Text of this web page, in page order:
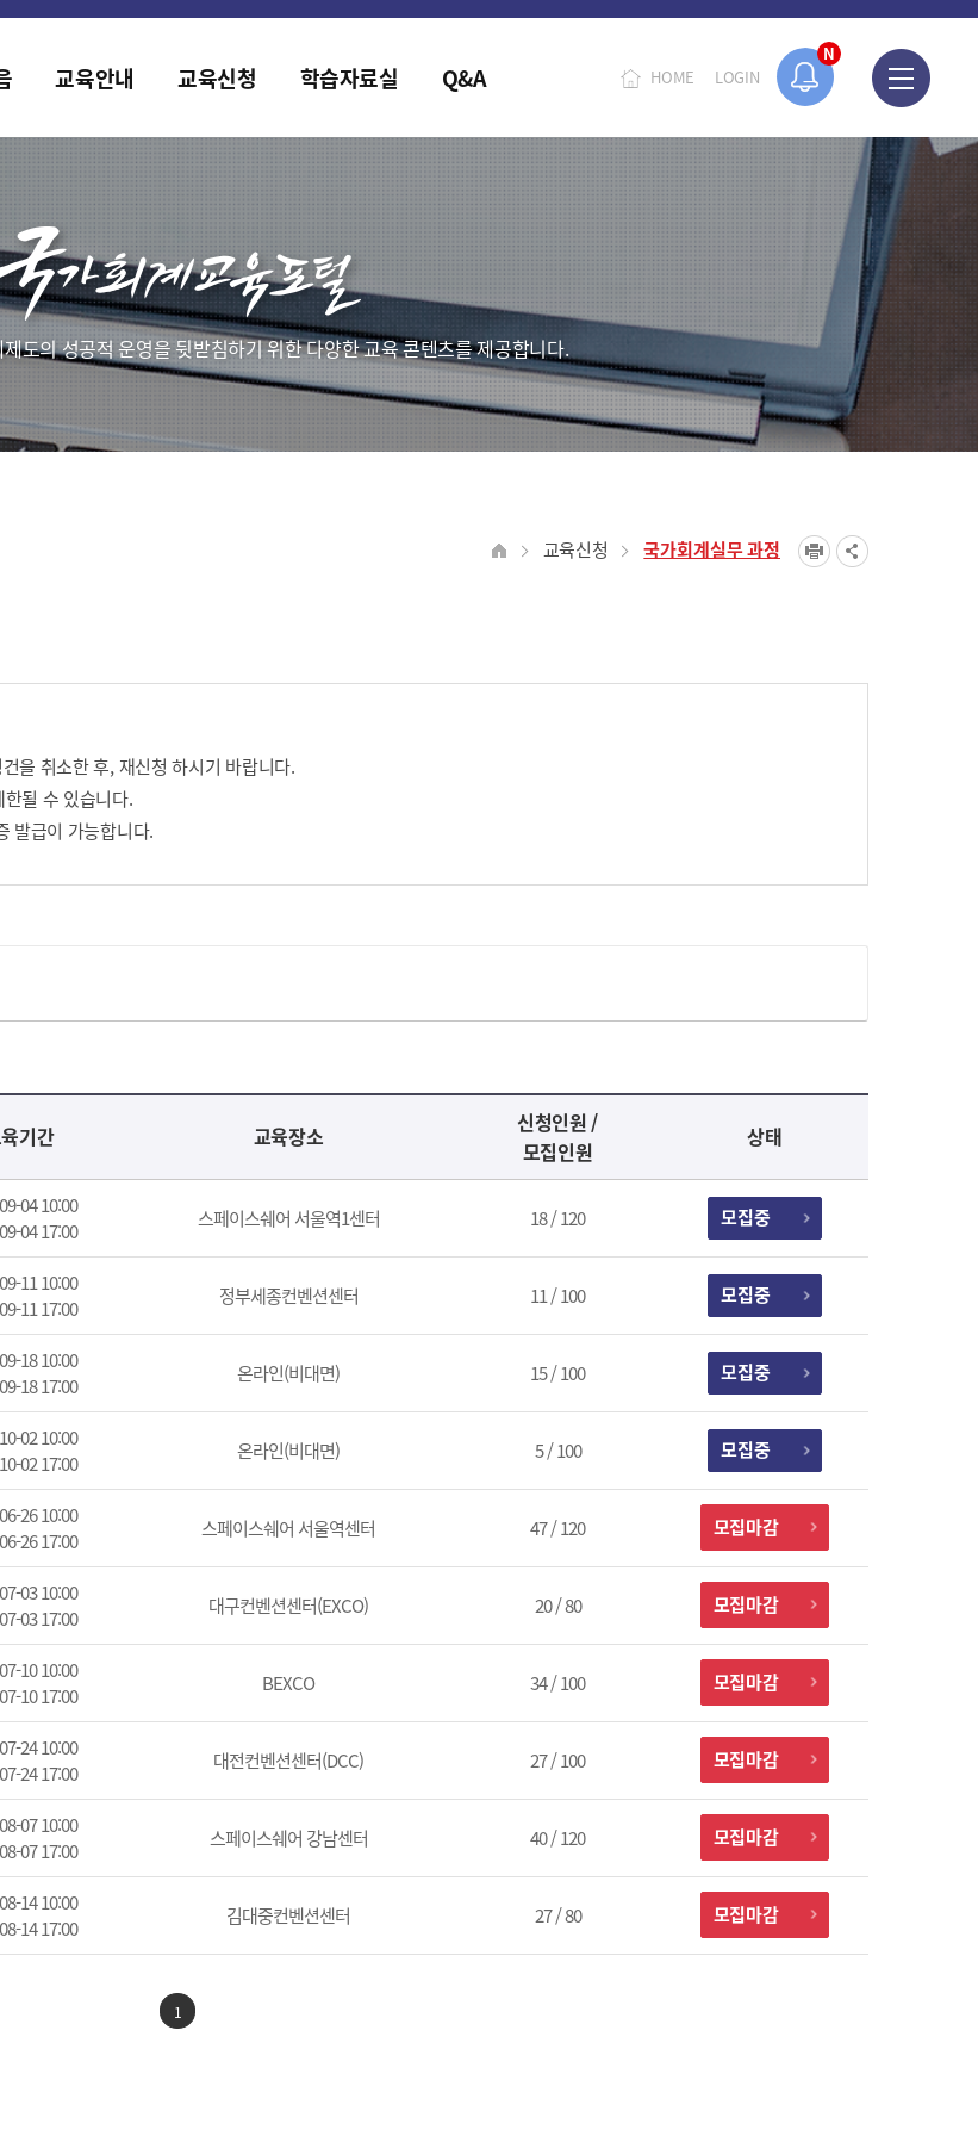
N
지가 새롭게 개편되었습니다.
HOME LOGIN
교육안내 교육신청 학습자료실 Q&A
도의 성공적 운영을 뒷받침하기 위한 다양한 교육 콘텐츠를 제공합니다.
교육신청 국가회계실무 과정
을 취소한 후, 재신청 하시기 바랍니다.
될 수 있습니다.
발급이 가능합니다.
기간 교육장소
신청인원 /
모집인원
상태
04 10:00
04 17:00
스페이스쉐어 서울역1센터 18 / 120 모집중
11 10:00
11 17:00
정부세종컨벤션센터 11 / 100 모집중
18 10:00
18 17:00
온라인(비대면) 15 / 100 모집중
02 10:00
02 17:00
온라인(비대면) 5 / 100 모집중
26 10:00
26 17:00
스페이스쉐어 서울역센터 47 / 120 모집마감
03 10:00
03 17:00
대구컨벤션센터(EXCO) 20 / 80 모집마감
10 10:00
10 17:00
BEXCO 34 / 100 모집마감
24 10:00
24 17:00
대전컨벤션센터(DCC) 27 / 100 모집마감
07 10:00
07 17:00
스페이스쉐어 강남센터 40 / 120 모집마감
14 10:00
14 17:00
김대중컨벤션센터 27 / 80 모집마감
1